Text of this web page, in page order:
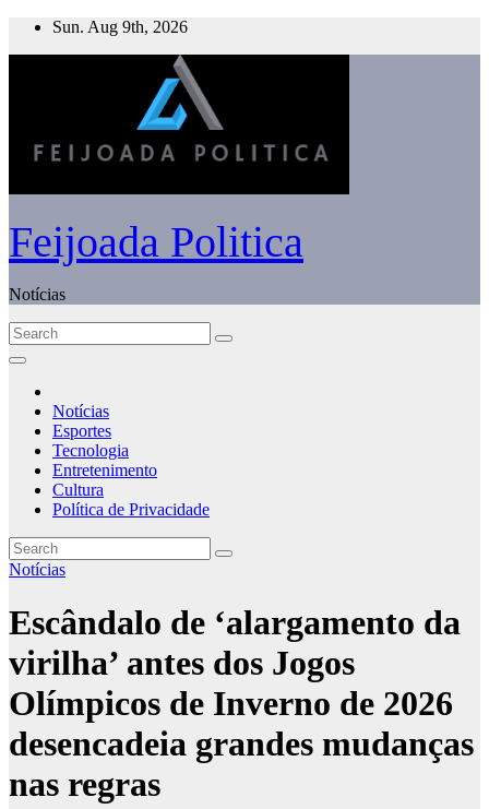
Skip
Sun. Aug 9th, 2026
Feijoada Politica
Notícias
Notícias
Esportes
Tecnologia
Entretenimento
Cultura
Política de Privacidade
Notícias
Escândalo de ‘alargamento da
virilha’ antes dos Jogos
Olímpicos de Inverno de 2026
desencadeia grandes mudanças
nas regras